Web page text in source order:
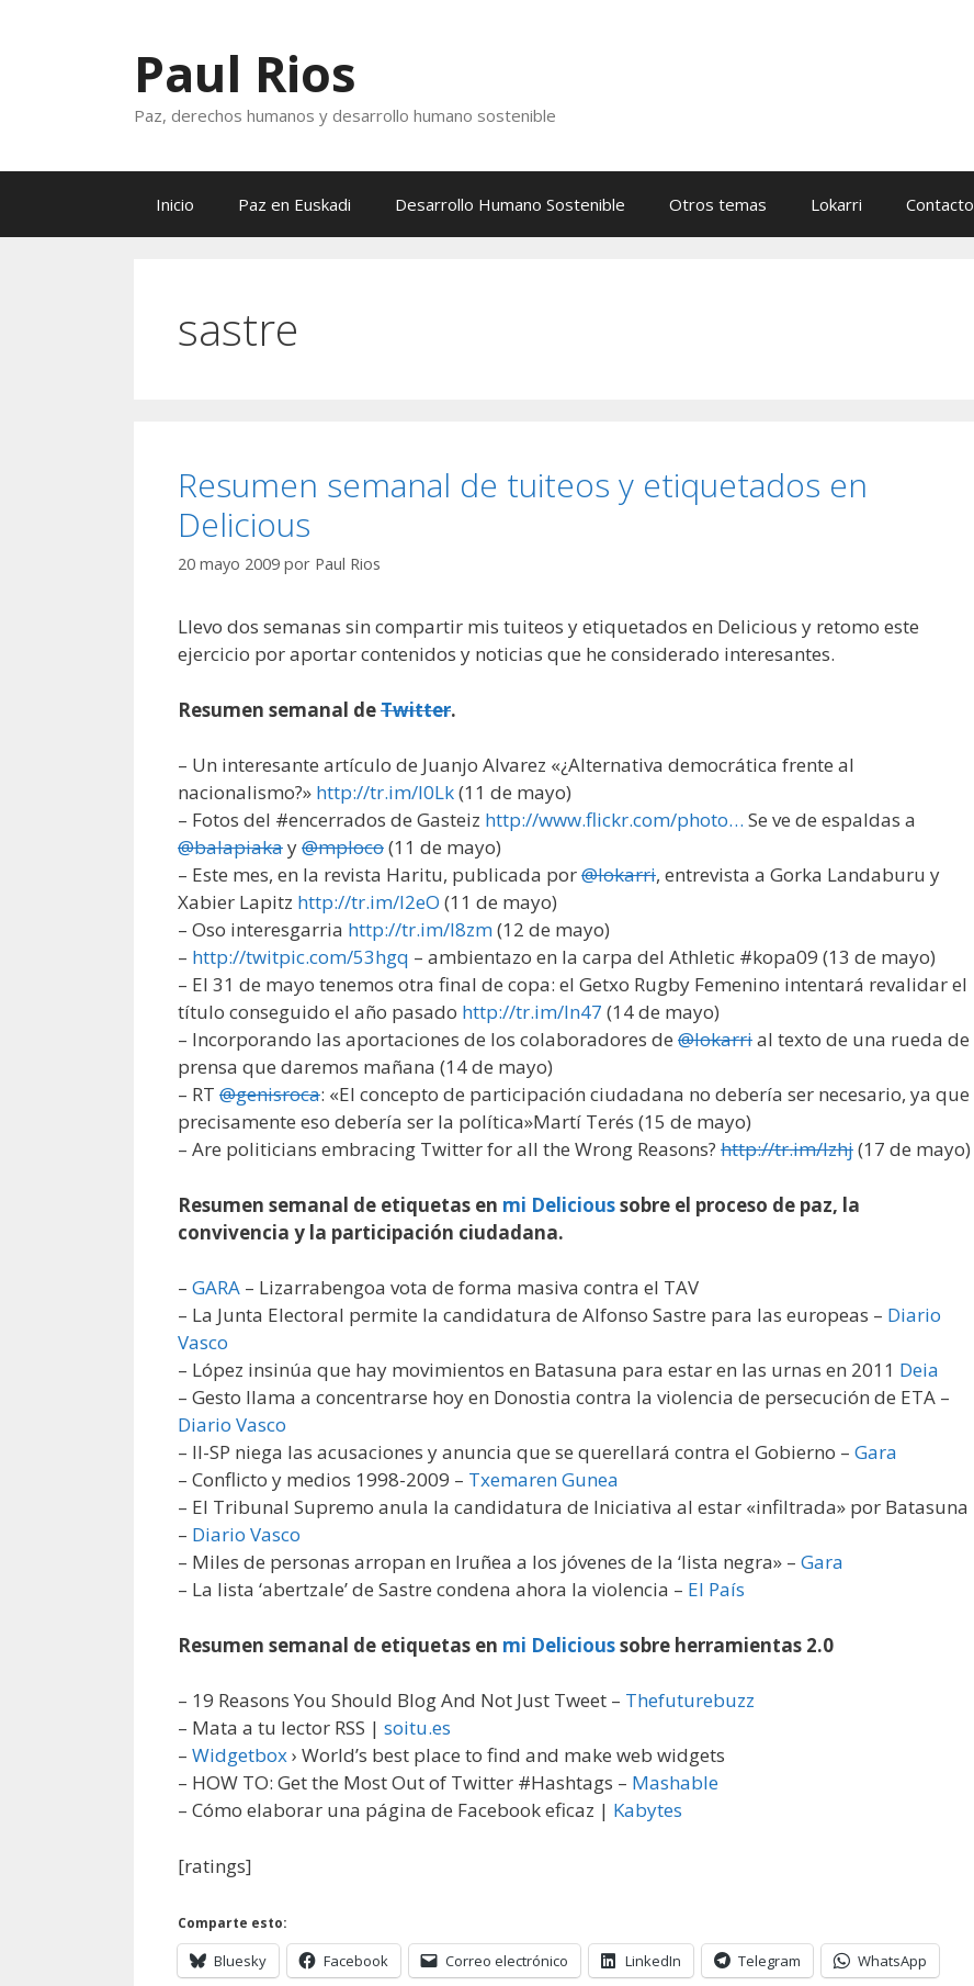
Paul Rios
Paz, derechos humanos y desarrollo humano sostenible
Inicio Paz en Euskadi Desarrollo Humano Sostenible Otros temas Lokarri Contacto
sastre
Resumen semanal de tuiteos y etiquetados en
Delicious
20 mayo 2009 por Paul Rios
Llevo dos semanas sin compartir mis tuiteos y etiquetados en Delicious y retomo este
ejercicio por aportar contenidos y noticias que he considerado interesantes.
Resumen semanal deTwitter.
– Un interesante artículo de Juanjo Alvarez «¿Alternativa democrática frente al
nacionalismo?» http://tr.im/l0Lk(11 de mayo)
– Fotos del #encerrados de Gasteiz http://www.flickr.com/photo… Se ve de espaldas a
@balapiakay@mploco(11 de mayo)
– Este mes, en la revista Haritu, publicada por@lokarri, entrevista a Gorka Landaburu y
Xabier Lapitz http://tr.im/l2eO (11 de mayo)
– Oso interesgarria http://tr.im/l8zm(12 de mayo)
– http://twitpic.com/53hgq – ambientazo en la carpa del Athletic #kopa09 (13 de mayo)
– El 31 de mayo tenemos otra final de copa: el Getxo Rugby Femenino intentará revalidar el
título conseguido el año pasado http://tr.im/ln47 (14 de mayo)
– Incorporando las aportaciones de los colaboradores de @lokarrial texto de una rueda de
prensa que daremos mañana (14 de mayo)
– RT @genisroca: «El concepto de participación ciudadana no debería ser necesario, ya que
precisamente eso debería ser la política»Martí Terés (15 de mayo)
– Are politicians embracing Twitter for all the Wrong Reasons? http://tr.im/lzhj(17 de mayo)
Resumen semanal de etiquetas en mi Delicioussobre el proceso de paz, la
convivencia y la participación ciudadana.
– GARA – Lizarrabengoa vota de forma masiva contra el TAV
– La Junta Electoral permite la candidatura de Alfonso Sastre para las europeas – Diario
Vasco
– López insinúa que hay movimientos en Batasuna para estar en las urnas en 2011 Deia
– Gesto llama a concentrarse hoy en Donostia contra la violencia de persecución de ETA –
Diario Vasco
– II-SP niega las acusaciones y anuncia que se querellará contra el Gobierno – Gara
– Conflicto y medios 1998-2009 – Txemaren Gunea
– El Tribunal Supremo anula la candidatura de Iniciativa al estar «infiltrada» por Batasuna
– Diario Vasco
– Miles de personas arropan en Iruñea a los jóvenes de la ‘lista negra» – Gara
– La lista ‘abertzale’ de Sastre condena ahora la violencia – El País
Resumen semanal de etiquetas en mi Delicioussobre herramientas 2.0
– 19 Reasons You Should Blog And Not Just Tweet – Thefuturebuzz
– Mata a tu lector RSS | soitu.es
– Widgetbox› World’s best place to find and make web widgets
– HOW TO: Get the Most Out of Twitter #Hashtags – Mashable
– Cómo elaborar una página de Facebook eficaz | Kabytes
[ratings]
Comparte esto:
Bluesky Facebook Correo electrónico LinkedIn Telegram WhatsApp